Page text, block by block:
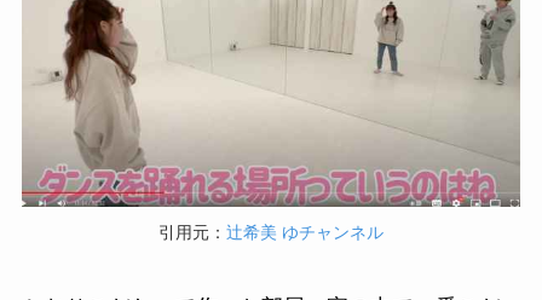
引用元： 辻希美 ゆチャンネル